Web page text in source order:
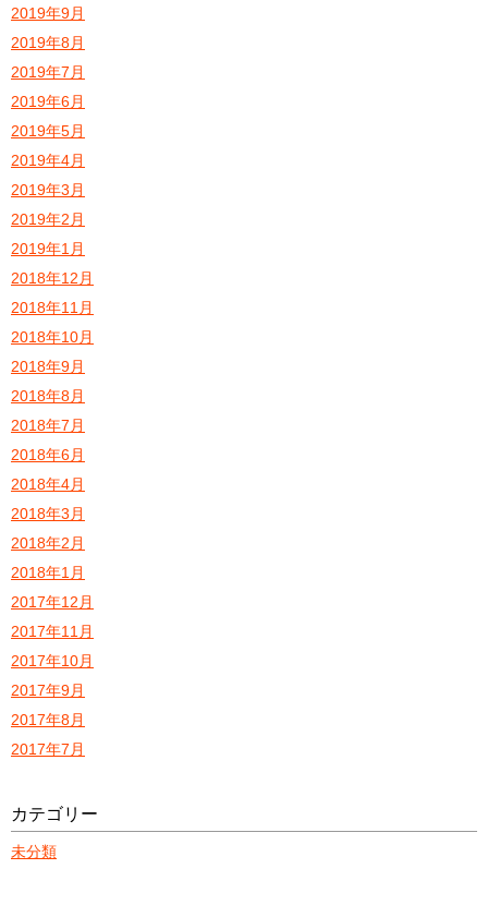
2019年9月
2019年8月
2019年7月
2019年6月
2019年5月
2019年4月
2019年3月
2019年2月
2019年1月
2018年12月
2018年11月
2018年10月
2018年9月
2018年8月
2018年7月
2018年6月
2018年4月
2018年3月
2018年2月
2018年1月
2017年12月
2017年11月
2017年10月
2017年9月
2017年8月
2017年7月
カテゴリー
未分類